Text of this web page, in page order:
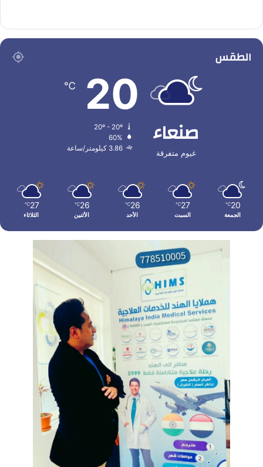
الطقس
صنعاء
غيوم متفرقة
20
℃
60%
3.86 كيلومتر/ساعة
20
℃
الجمعة
27
℃
السبت
26
℃
الأحد
26
℃
الأثنين
27
℃
الثلاثاء